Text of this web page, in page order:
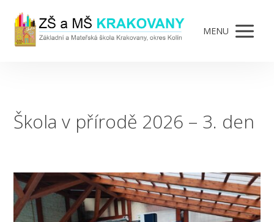
MENU
Škola v přírodě 2026 – 3. den